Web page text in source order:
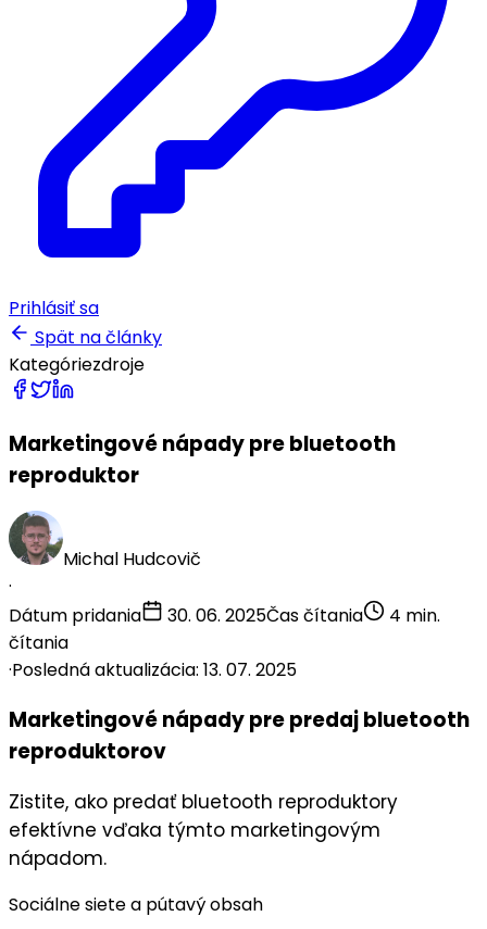
Prihlásiť sa
Spät na články
Kategóriezdroje
Marketingové nápady pre bluetooth
reproduktor
Michal Hudcovič
·
Dátum pridania
30. 06. 2025Čas čítania
4 min.
čítania
·Posledná aktualizácia: 13. 07. 2025
Marketingové nápady pre predaj bluetooth
reproduktorov
Zistite, ako predať bluetooth reproduktory
efektívne vďaka týmto marketingovým
nápadom.
Sociálne siete a pútavý obsah